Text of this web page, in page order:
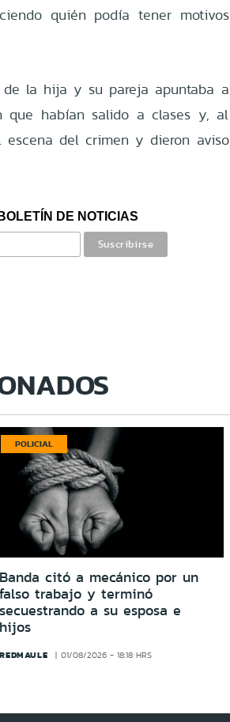
quién podía tener motivos
la hija y su pareja apuntaba a
que habían salido a clases y, al
escena del crimen y dieron aviso
DE NOTICIAS
POLICIAL
Banda citó a mecánico por un
falso trabajo y terminó
secuestrando a su esposa e
hijos
REDMAULE 01/08/2026 - 18:18 HRS